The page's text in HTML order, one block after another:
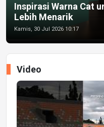
Inspirasi Warna Cat
Lebih Menarik
Kamis, 30 Jul 2026 10:17
Video